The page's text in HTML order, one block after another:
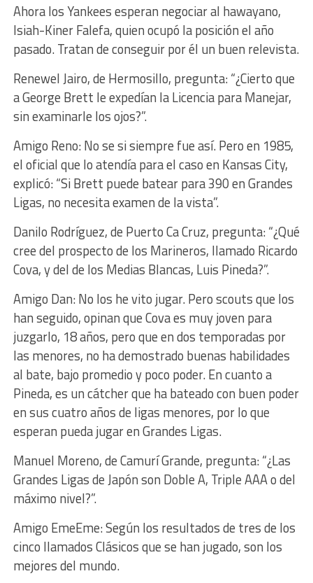
Ahora los Yankees esperan negociar al hawayano,
Isiah-Kiner Falefa, quien ocupó la posición el año
pasado. Tratan de conseguir por él un buen relevista.
Renewel Jairo, de Hermosillo, pregunta: “¿Cierto que
a George Brett le expedían la Licencia para Manejar,
sin examinarle los ojos?”.
Amigo Reno: No se si siempre fue así. Pero en 1985,
el oficial que lo atendía para el caso en Kansas City,
explicó: “Si Brett puede batear para 390 en Grandes
Ligas, no necesita examen de la vista”.
Danilo Rodríguez, de Puerto Ca Cruz, pregunta: “¿Qué
cree del prospecto de los Marineros, llamado Ricardo
Cova, y del de los Medias Blancas, Luis Pineda?”.
Amigo Dan: No los he vito jugar. Pero scouts que los
han seguido, opinan que Cova es muy joven para
juzgarlo, 18 años, pero que en dos temporadas por
las menores, no ha demostrado buenas habilidades
al bate, bajo promedio y poco poder. En cuanto a
Pineda, es un cátcher que ha bateado con buen poder
en sus cuatro años de ligas menores, por lo que
esperan pueda jugar en Grandes Ligas.
Manuel Moreno, de Camurí Grande, pregunta: “¿Las
Grandes Ligas de Japón son Doble A, Triple AAA o del
máximo nivel?”.
Amigo EmeEme: Según los resultados de tres de los
cinco llamados Clásicos que se han jugado, son los
mejores del mundo.